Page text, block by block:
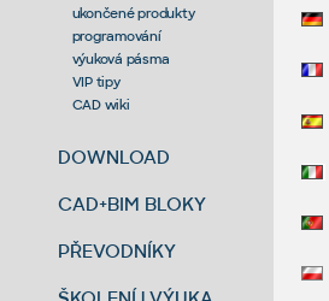
ukončené produkty
programování
výuková pásma
VIP tipy
CAD wiki
DOWNLOAD
CAD+BIM BLOKY
PŘEVODNÍKY